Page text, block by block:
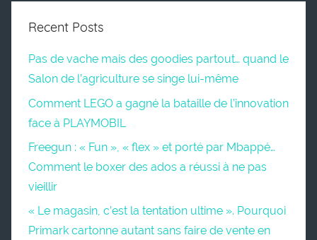
Recent Posts
Pas de vache mais des goodies partout… quand le
Salon de l’agriculture se singe lui-même
Comment LEGO a gagné la bataille de l’innovation
face à PLAYMOBIL
Freegun : « Fun », « flex » et porté par Mbappé…
Comment le boxer des ados a réussi à ne pas
vieillir
« Le magasin, c’est la tentation ultime ». Pourquoi
Primark cartonne autant sans faire de vente en